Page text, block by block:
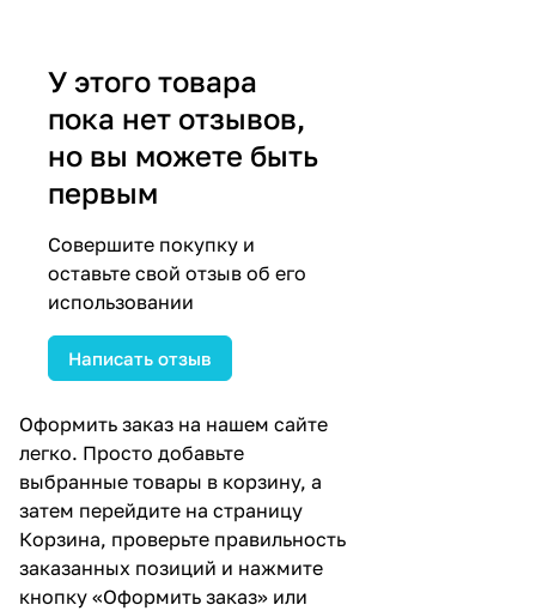
У этого товара
пока нет отзывов,
но вы можете быть
первым
Совершите покупку и
оставьте свой отзыв об его
использовании
Написать отзыв
Оформить заказ на нашем сайте
легко. Просто добавьте
выбранные товары в корзину, а
затем перейдите на страницу
Корзина, проверьте правильность
заказанных позиций и нажмите
кнопку «Оформить заказ» или